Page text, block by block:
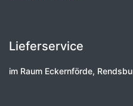
Lieferservice
im Raum Eckernförde,